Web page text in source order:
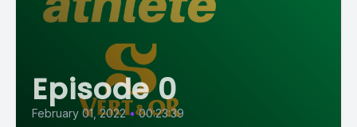
Episode 0
February 01, 2022 • 00:23:39